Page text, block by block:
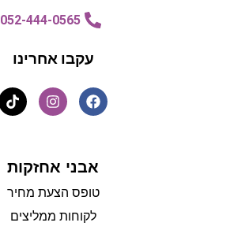
052-444-0565
עקבו אחרינו
אבני אחזקות
טופס הצעת מחיר
לקוחות ממליצים